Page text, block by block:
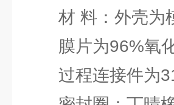
材 料：外壳为
膜片为96%氧
过程连接件为